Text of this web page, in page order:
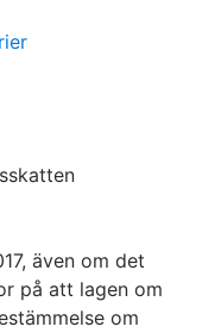
även om det
på att lagen om
om